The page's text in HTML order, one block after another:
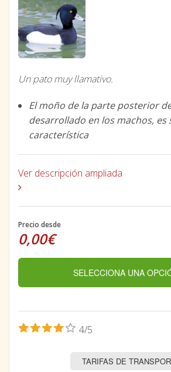
Un pato muy llamativo.
El moño de la parte posterior
desarrollado en los machos, es
característica
Ver descripción ampliada
Precio desde
0,00€
SELECCIONA UNA
4/5
TARIFAS DE